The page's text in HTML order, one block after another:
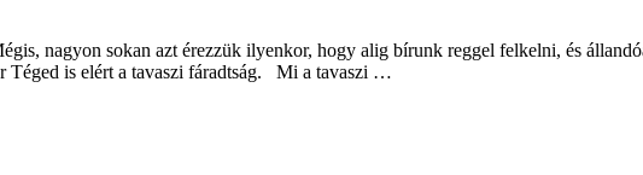
nagyon sokan azt érezzük ilyenkor, hogy alig bírunk reggel felkelni, és
Téged is elért a tavaszi fáradtság. Mi a tavaszi …